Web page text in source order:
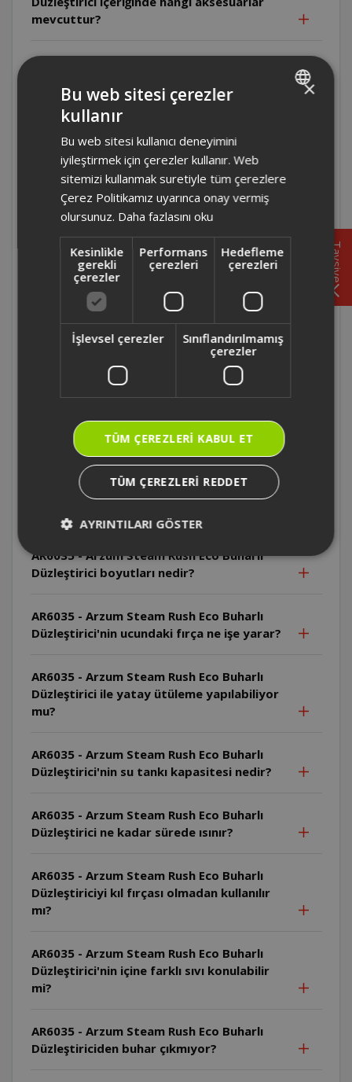
mevcuttur?
AR6042- Arzum Steam Rush Buharlı
tutulmalı mıdır?
AR6042- Arzum Steam Rush Buharlı
Düzleştirici açıldıktan hemen sonra
kullanılabilir mi?
AR6035 - Arzum Steam Rush Eco Buharlı
Düzleştirici'de kireçlenme önleme özelliği
mevcut mudur?
AR6035 - Arzum Steam Rush Eco Buharlı
Düzleştirici ürün ağırlığı nedir?
AR6035 - Arzum Steam Rush Eco Buharlı
Düzleştirici nasıl kullanılır?
Düzleştirici kablo uzunluğu nedir?
AR6035 - Arzum Steam Rush Eco Buharlı
Düzleştirici' de buhar tuşuna basınca
AR6035 - Arzum Steam Rush Eco Buharlı
Düzleştirici boyutları nedir?
AR6035 - Arzum Steam Rush Eco Buharlı
Düzleştirici'nin ucundaki fırça ne işe yarar?
AR6035 - Arzum Steam Rush Eco Buharlı
Düzleştirici ile yatay ütüleme yapılabiliyor
mu?
AR6035 - Arzum Steam Rush Eco Buharlı
Düzleştirici'nin su tankı kapasitesi nedir?
AR6035 - Arzum Steam Rush Eco Buharlı
Düzleştirici ne kadar sürede ısınır?
AR6035 - Arzum Steam Rush Eco Buharlı
Düzleştiriciyi kıl fırçası olmadan kullanılır
mı?
AR6035 - Arzum Steam Rush Eco Buharlı
Düzleştirici'nin içine farklı sıvı konulabilir
mi?
AR6035 - Arzum Steam Rush Eco Buharlı
Düzleştiriciden buhar çıkmıyor?
Tavsiye
×
Bu web sitesi çerezler
kullanır
Bu web sitesi kullanıcı deneyimini
iyileştirmek için çerezler kullanır. Web
sitemizi kullanmak suretiyle tüm çerezlere
Çerez Politikamız uyarınca onay vermiş
olursunuz. Daha fazlasını oku
Kesinlikle
gerekli
çerezler
Performans
çerezleri
Hedefleme
çerezleri
İşlevsel çerezler
Sınıflandırılmamış
çerezler
TÜM ÇEREZLERI KABUL ET
TÜM ÇEREZLERI REDDET
AYRINTILARI GÖSTER